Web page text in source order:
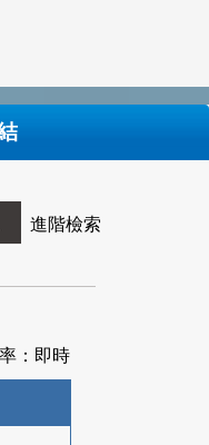
進階檢索
：即時